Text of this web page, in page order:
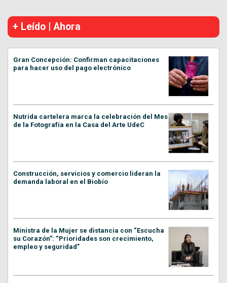
+ Leído | Ahora
Gran Concepción: Confirman capacitaciones
para hacer uso del pago electrónico
Nutrida cartelera marca la celebración del Mes
de la Fotografía en la Casa del Arte UdeC
Construcción, servicios y comercio lideran la
demanda laboral en el Biobío
Ministra de la Mujer se distancia con “Escucha
su Corazón”: “Prioridades son crecimiento,
empleo y seguridad”